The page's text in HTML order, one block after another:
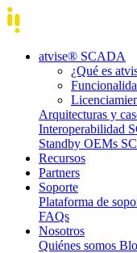
atvise® SCADA
¿Qué es
Arquitecturas y
Interoperabilidad
Standby OEMs
Recursos
Partners
Soporte
Plataforma de
FAQs
Nosotros
Quiénes somos